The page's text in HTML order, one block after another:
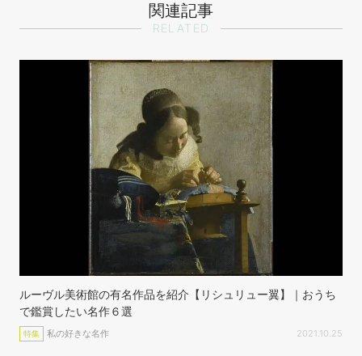
関連記事
RELATED
ルーヴル美術館の有名作品を紹介【リシュリュー翼】｜おうち
で鑑賞したい名作６選
特集 私の好きな名作 2021.10.25